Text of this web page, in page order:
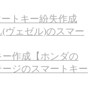
ヴェゼル)のスマー
【ホンダの
ジのスマートキー